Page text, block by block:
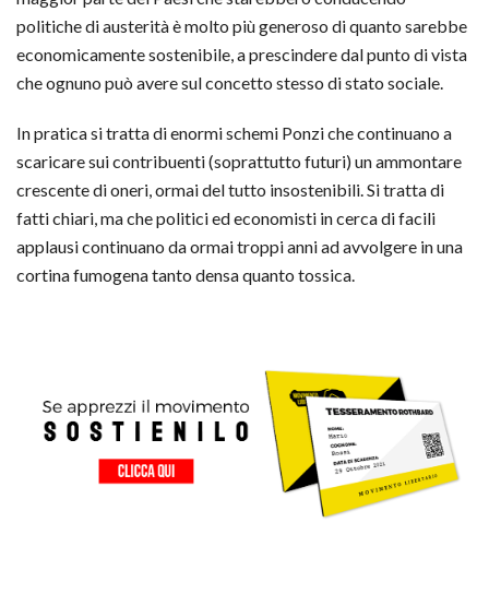
politiche di austerità è molto più generoso di quanto sarebbe
economicamente sostenibile, a prescindere dal punto di vista
che ognuno può avere sul concetto stesso di stato sociale.
In pratica si tratta di enormi schemi Ponzi che continuano a
scaricare sui contribuenti (soprattutto futuri) un ammontare
crescente di oneri, ormai del tutto insostenibili. Si tratta di
fatti chiari, ma che politici ed economisti in cerca di facili
applausi continuano da ormai troppi anni ad avvolgere in una
cortina fumogena tanto densa quanto tossica.